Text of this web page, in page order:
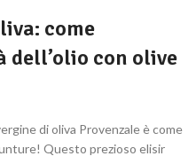
come
con olive
di oliva Provenzale è come
Questo prezioso elisir